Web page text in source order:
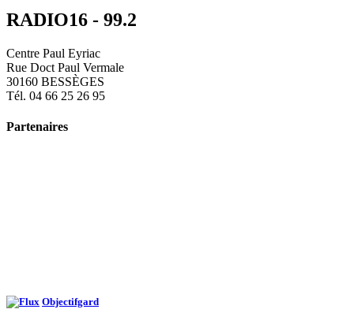
RADIO16 - 99.2
Centre Paul Eyriac
Rue Doct Paul Vermale
30160 BESSÈGES
Tél. 04 66 25 26 95
Partenaires
Objectifgard